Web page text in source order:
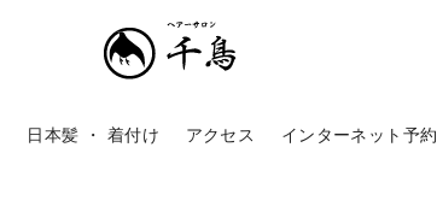
日本髪 ・ 着付け アクセス インターネット予約